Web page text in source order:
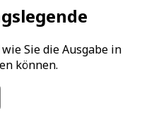
Sie die Ausgabe in
können.